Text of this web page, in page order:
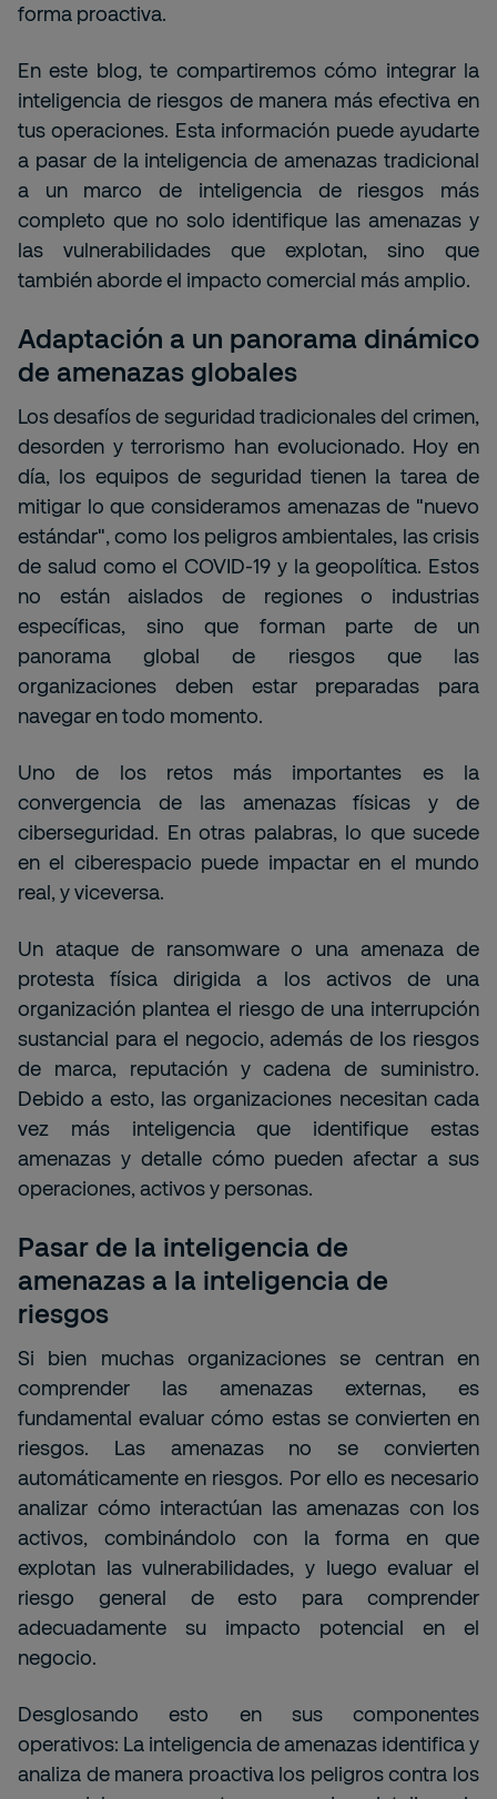
forma proactiva.
En este blog, te compartiremos cómo integrar la
inteligencia de riesgos de manera más efectiva en
tus operaciones. Esta información puede ayudarte
a pasar de la inteligencia de amenazas tradicional
a un marco de inteligencia de riesgos más
completo que no solo identifique las amenazas y
las vulnerabilidades que explotan, sino que
también aborde el impacto comercial más amplio.
Adaptación a un panorama dinámico
de amenazas globales
Los desafíos de seguridad tradicionales del crimen,
desorden y terrorismo han evolucionado. Hoy en
día, los equipos de seguridad tienen la tarea de
mitigar lo que consideramos amenazas de "nuevo
estándar", como los peligros ambientales, las crisis
de salud como el COVID-19 y la geopolítica. Estos
no están aislados de regiones o industrias
específicas, sino que forman parte de un
panorama global de riesgos que las
organizaciones deben estar preparadas para
navegar en todo momento.
Uno de los retos más importantes es la
convergencia de las amenazas físicas y de
ciberseguridad. En otras palabras, lo que sucede
en el ciberespacio puede impactar en el mundo
real, y viceversa.
Un ataque de ransomware o una amenaza de
protesta física dirigida a los activos de una
organización plantea el riesgo de una interrupción
sustancial para el negocio, además de los riesgos
de marca, reputación y cadena de suministro.
Debido a esto, las organizaciones necesitan cada
vez más inteligencia que identifique estas
amenazas y detalle cómo pueden afectar a sus
operaciones, activos y personas.
Pasar de la inteligencia de
amenazas a la inteligencia de
riesgos
Si bien muchas organizaciones se centran en
comprender las amenazas externas, es
fundamental evaluar cómo estas se convierten en
riesgos. Las amenazas no se convierten
automáticamente en riesgos. Por ello es necesario
analizar cómo interactúan las amenazas con los
activos, combinándolo con la forma en que
explotan las vulnerabilidades, y luego evaluar el
riesgo general de esto para comprender
adecuadamente su impacto potencial en el
negocio.
Desglosando esto en sus componentes
operativos: La inteligencia de amenazas identifica y
analiza de manera proactiva los peligros contra los